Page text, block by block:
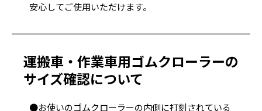
安心してご使用いただけます。
運搬車・作業車用ゴムクローラーの
サイズ確認について
●お使いのゴムクローラーの内側に打刻されている